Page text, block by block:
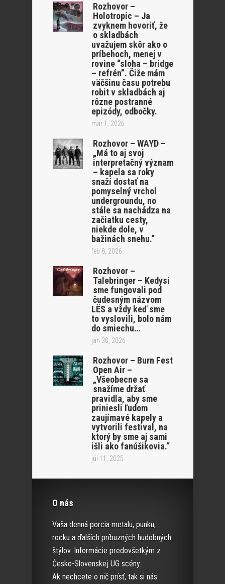
Rozhovor –
Holotropic – Ja
zvyknem hovoriť, že
o skladbách
uvažujem skôr ako o
príbehoch, menej v
rovine “sloha – bridge
– refrén”. Čiže mám
väčšinu času potrebu
robit v skladbách aj
rôzne postranné
epizódy, odbočky.
mar 1, 2026
Rozhovor – WAYD –
„Má to aj svoj
interpretačný význam
– kapela sa roky
snaží dostať na
pomyselný vrchol
undergroundu, no
stále sa nachádza na
začiatku cesty,
niekde dole, v
bažinách snehu.“
feb 8, 2026
Rozhovor –
Talebringer – Kedysi
sme fungovali pod
čudesným názvom
LËS a vždy keď sme
to vyslovili, bolo nám
do smiechu…
jan 30, 2026
Rozhovor – Burn Fest
Open Air –
„Všeobecne sa
snažíme držať
pravidla, aby sme
priniesli ľudom
zaujímavé kapely a
vytvorili festival, na
ktorý by sme aj sami
išli ako fanúšikovia.“
júl 11, 2025
O nás
Vaša denná porcia metalu, punku,
rocku a ďalších príbuzných hudobných
štýlov. Informácie predovšetkým z
Česko-Slovenskej UG scény.
Ak nechcete o nič prísť, tak si nás